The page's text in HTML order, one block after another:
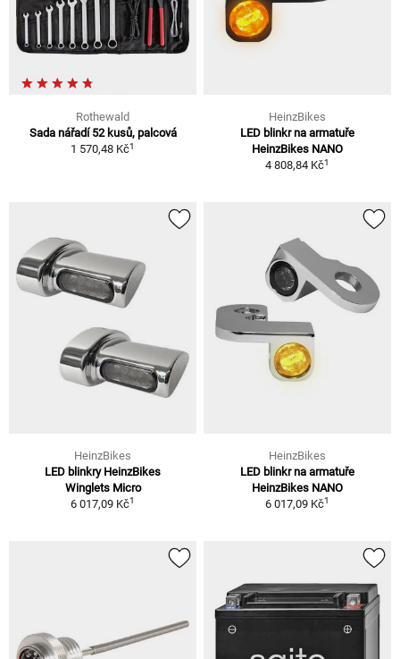
Rothewald
Sada nářadí 52 kusů, palcová
1 570,48 Kč1
HeinzBikes
LED blinkr na armatuře
HeinzBikes NANO
4 808,84 Kč1
HeinzBikes
LED blinkry HeinzBikes
Winglets Micro
6 017,09 Kč1
HeinzBikes
LED blinkr na armatuře
HeinzBikes NANO
6 017,09 Kč1